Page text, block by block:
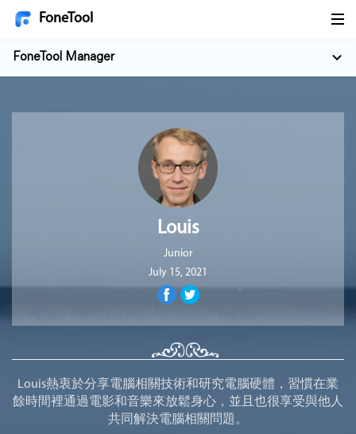
FoneTool
FoneTool Manager
Louis
Junior
July 15, 2021
Louis熱衷於分享電腦相關技術和研究電腦硬體，習慣在業
餘時間裡通過電影和音樂來放鬆身心，並且也很享受與他人
共同解決電腦相關問題。